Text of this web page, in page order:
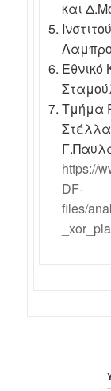
και
Εθνικό
Τμήμα
https://
DF-
files/